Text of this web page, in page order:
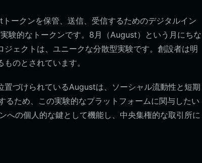
ークンを保管、送信、受信するためのデジタルイン
験的なトークンです。8月（August）という月にちな
ェクトは、ユニークな分散型実験です。創設者は明
のとされています。
づけられているAugustは、ソーシャル流動性と短期
ため、この実験的なプラットフォームに関与したい
への個人的な鍵として機能し、中央集権的な取引所に